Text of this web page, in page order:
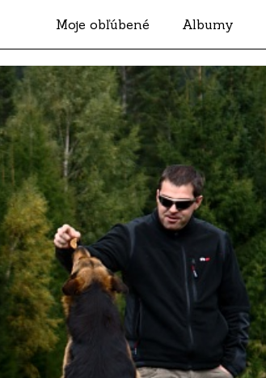
Moje obľúbené Albumy